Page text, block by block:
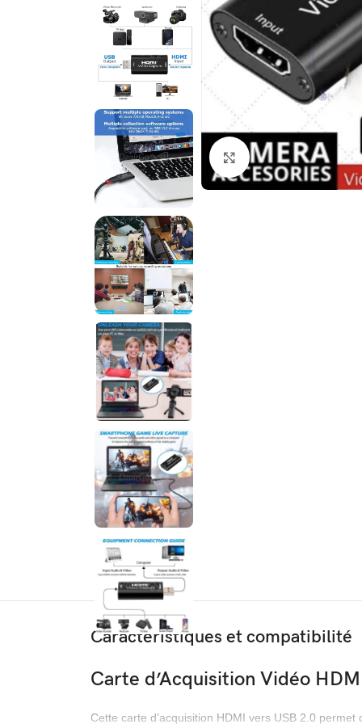
Cliquez pour agrandir
Caractéristiques et compatibilité
Carte d’Acquisition Vidéo
Cette carte d’acquisition HDMI vers USB 2.0